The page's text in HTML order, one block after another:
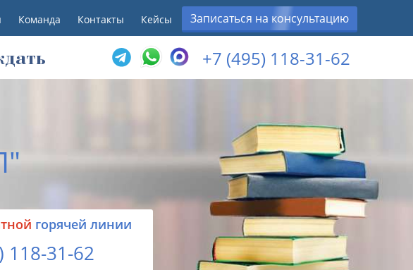
Команда Контакты Кейсы Записаться на консультацию
+7 (495) 118-31-62
горячей линии
118-31-62